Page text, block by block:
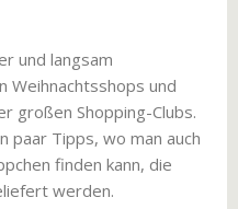
und langsam
Weihnachtsshops und
großen Shopping-Clubs.
paar Tipps, wo man auch
finden kann, die
werden.